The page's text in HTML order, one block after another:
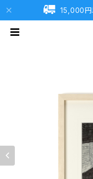
15,000円